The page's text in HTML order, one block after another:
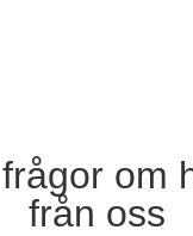
om
från oss